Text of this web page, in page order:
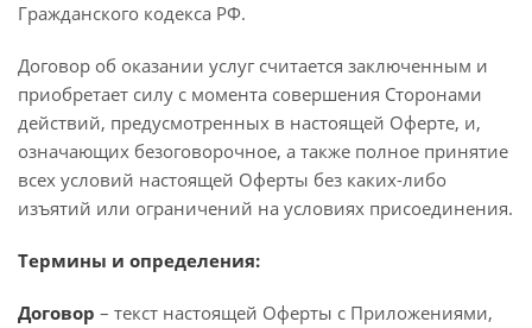
Гражданского кодекса РФ.
Договор об оказании услуг считается заключенным и
приобретает силу с момента совершения Сторонами
действий, предусмотренных в настоящей Оферте, и,
означающих безоговорочное, а также полное принятие
всех условий настоящей Оферты без каких-либо
изъятий или ограничений на условиях присоединения.
Термины и определения:
Договор – текст настоящей Оферты с Приложениями,